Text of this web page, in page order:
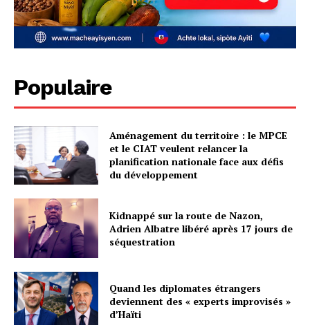
Populaire
Aménagement du territoire : le MPCE
et le CIAT veulent relancer la
planification nationale face aux défis
du développement
Kidnappé sur la route de Nazon,
Adrien Albatre libéré après 17 jours de
séquestration
Quand les diplomates étrangers
deviennent des « experts improvisés »
d’Haïti